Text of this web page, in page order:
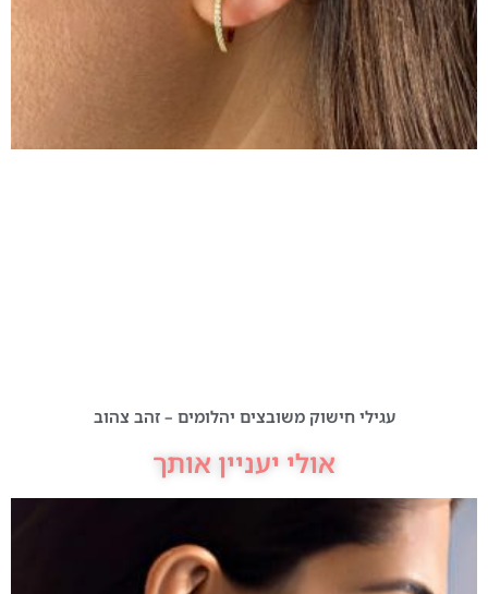
עגילי חישוק משובצים יהלומים – זהב צהוב
אולי יעניין אותך